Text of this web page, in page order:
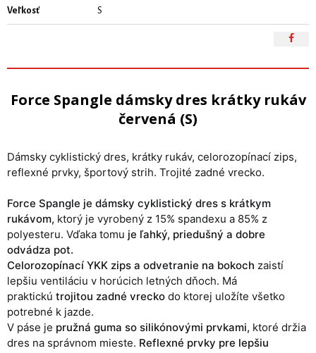
Veľkosť S
Force Spangle dámsky dres krátky rukáv
červená (S)
Dámsky cyklistický dres, krátky rukáv, celorozopínací zips,
reflexné prvky, športový strih. Trojité zadné vrecko.
Force Spangle je dámsky cyklistický dres s krátkym
rukávom, ktorý je vyrobený z 15% spandexu a 85% z
polyesteru. Vďaka tomu je ľahký, priedušný a dobre
odvádza pot.
Celorozopínací YKK zips a odvetranie na bokoch zaistí
lepšiu ventiláciu v horúcich letných dňoch. Má
praktickú trojitou zadné vrecko do ktorej uložíte všetko
potrebné k jazde.
V páse je pružná guma so silikónovými prvkami, ktoré držia
dres na správnom mieste. Reflexné prvky pre lepšiu